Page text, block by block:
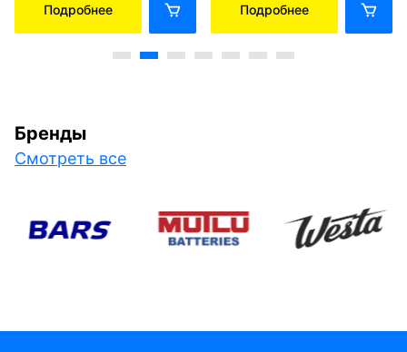
Подробнее Подробнее
Бренды
Смотреть все